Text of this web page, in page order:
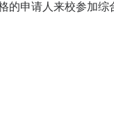
申请人来校参加综